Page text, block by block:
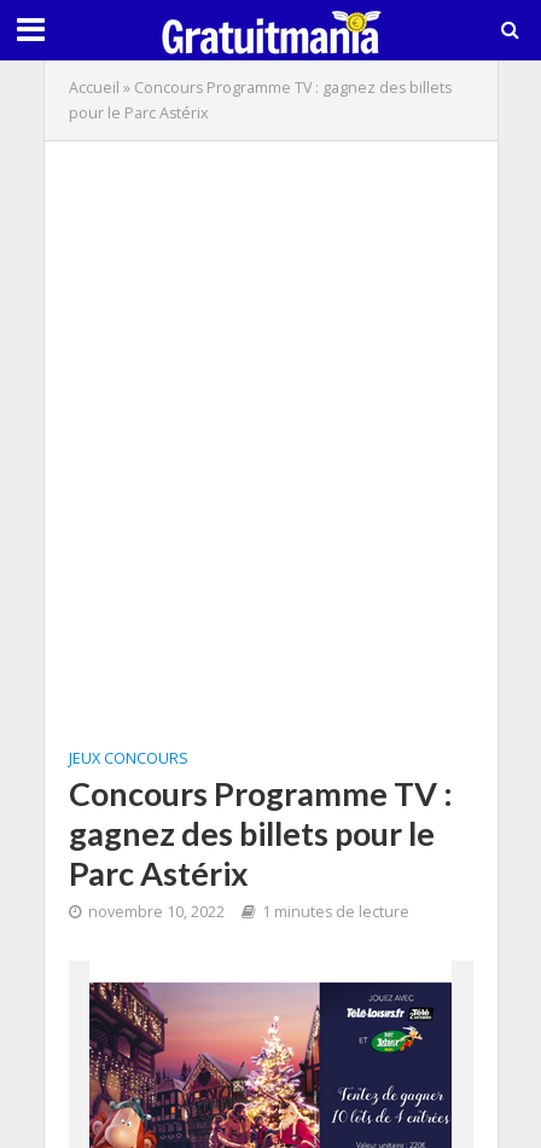
Accueil » Concours Programme TV : gagnez des billets
pour le Parc Astérix
JEUX CONCOURS
Concours Programme TV :
gagnez des billets pour le
Parc Astérix
novembre 10, 2022 1 minutes de lecture